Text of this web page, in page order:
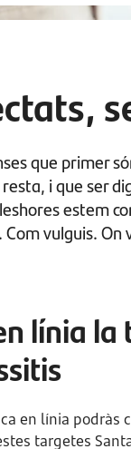
que primer
i que ser
estem
Com vulguis. On
línia
en línia podràs
targetes